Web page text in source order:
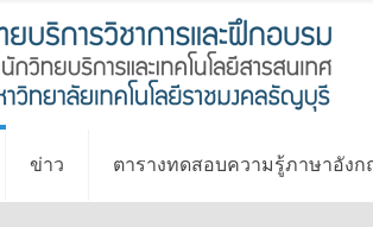
ข่าว ตารางทดสอบความรู้ภาษาอังก